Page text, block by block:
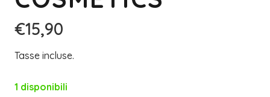
€15,90
Tasse incluse.
1 disponibili